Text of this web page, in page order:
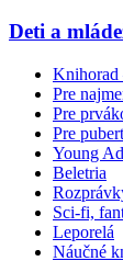
Deti a
Knihorad
Pre
Pre
Pre
Young
Beletria
Sci-fi,
Leporelá
Náučné